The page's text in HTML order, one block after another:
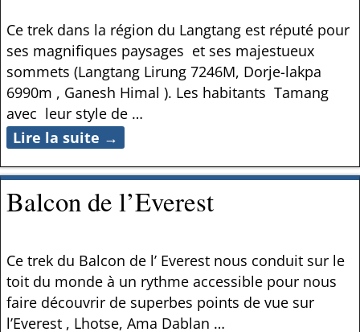
Ce trek dans la région du Langtang est réputé pour
ses magnifiques paysages et ses majestueux
sommets (Langtang Lirung 7246M, Dorje-lakpa
6990m , Ganesh Himal ). Les habitants Tamang
avec leur style de …
Lire la suite →
Balcon de l’Everest
Ce trek du Balcon de l’ Everest nous conduit sur le
toit du monde à un rythme accessible pour nous
faire découvrir de superbes points de vue sur
l’Everest , Lhotse, Ama Dablan …